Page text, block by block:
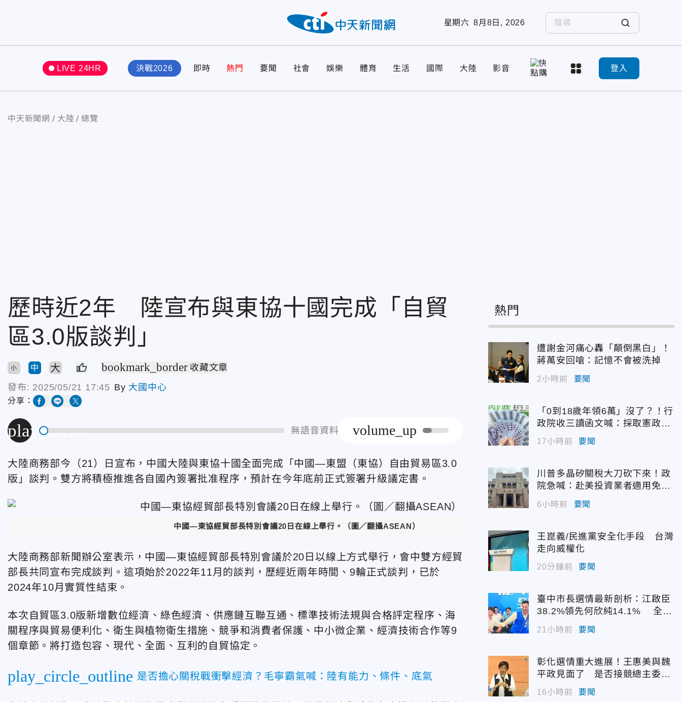
星期六 8月8日, 2026
LIVE 24HR 決戰2026 即時 熱門 要聞 社會 娛樂 體育 生活 國際 大陸 影音 登入
中天新聞網 大陸 總覽
歷時近2年 陸宣布與東協十國完成「自貿
區3.0版談判」
小 中 大 bookmark_border 收藏文章
發布: 2025/05/21 17:45 By 大國中心
分享：
play_arrow 無語音資料 volume_up
大陸商務部今（21）日宣布，中國大陸與東協十國全面完成「中國—東盟（東協）
自由貿易區3.0
版」談判。雙方將積極推進各自國內簽署批准程序，預計在今年底前正式簽署升級議定書。
中國—東協經貿部長特別會議20日在線上舉行。（圖／翻攝ASEAN）
大陸商務部新聞辦公室表示，中國—東協經貿部長特別會議於20日以線上方式舉行，會中雙方經貿
部長共同宣布完成談判。這項始於2022年11月的談判，歷經近兩年時間、9輪正式談判，已於
2024年10月實質性結束。
本次自貿區3.0版新增數位經濟、綠色經濟、供應鏈互聯互通、標準技術法規與合格評定程序、海
關程序與貿易便利化、衛生與植物衛生措施、競爭和消費者保護、中小微企業、經濟技術合作等9
個章節。將打造包容、現代、全面、互利的自貿協定。
play_circle_outline 是否擔心關稅戰衝擊經濟？毛寧霸氣喊：陸有能力、條件、底氣
熱門
遭謝金河痛心轟「顛倒黑白」！
蔣萬安回嗆：記憶不會被洗掉
2小時前 要聞
「0到18歲年領6萬」沒了？！行
政院收三讀函文喊：採取憲政作
17小時前 要聞
川普多晶矽關稅大刀砍下來！政
院急喊：赴美投資業者適用免稅
配額
6小時前 要聞
王崑義/民進黨安全化手段 台灣
走向威權化
20分鐘前 要聞
臺中市長選情最新剖析：江啟臣
38.2%領先何欣純14.1% 全世
代支持度全面居首
21小時前 要聞
彰化選情重大進展！王惠美與魏
平政見面了 是否接競總主委態
度曝光
16小時前 要聞